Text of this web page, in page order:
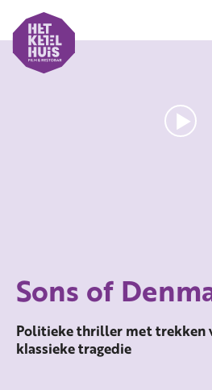
Sons of
Politieke thriller met trekken
klassieke tragedie